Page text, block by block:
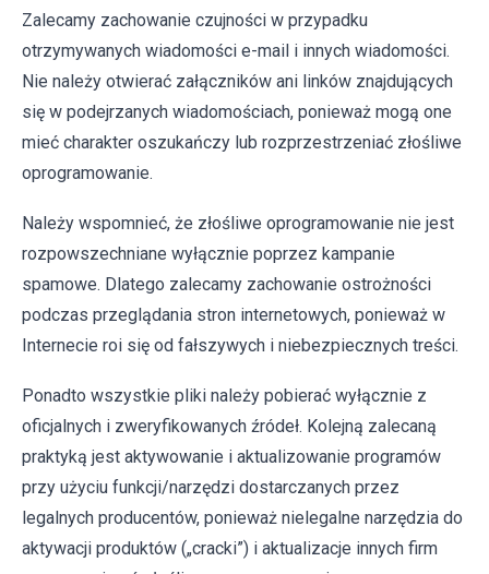
Zalecamy zachowanie czujności w przypadku
otrzymywanych wiadomości e-mail i innych wiadomości.
Nie należy otwierać załączników ani linków znajdujących
się w podejrzanych wiadomościach, ponieważ mogą one
mieć charakter oszukańczy lub rozprzestrzeniać złośliwe
oprogramowanie.
Należy wspomnieć, że złośliwe oprogramowanie nie jest
rozpowszechniane wyłącznie poprzez kampanie
spamowe. Dlatego zalecamy zachowanie ostrożności
podczas przeglądania stron internetowych, ponieważ w
Internecie roi się od fałszywych i niebezpiecznych treści.
Ponadto wszystkie pliki należy pobierać wyłącznie z
oficjalnych i zweryfikowanych źródeł. Kolejną zalecaną
praktyką jest aktywowanie i aktualizowanie programów
przy użyciu funkcji/narzędzi dostarczanych przez
legalnych producentów, ponieważ nielegalne narzędzia do
aktywacji produktów („cracki”) i aktualizacje innych firm